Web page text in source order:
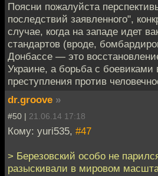
Поясни пожалуйста
последствий заявленного",
случае, когда на западе идет
стандартов (вроде,
Донбассе — это
Украине, а борьба с
преступления против
dr.groove »
#50 | 21.06.14 17:18
Кому: yuri535, #47
> Березовский особо не
разыскивали в мировом